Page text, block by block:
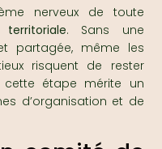
nerveux de toute
. Sans une
partagée, même les
risquent de rester
cette étape mérite un
d’organisation et de